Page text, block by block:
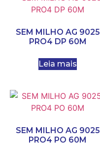
SEM MILHO AG 9025
PRO4 DP 60M
Leia mais
SEM MILHO AG 9025
PRO4 PO 60M